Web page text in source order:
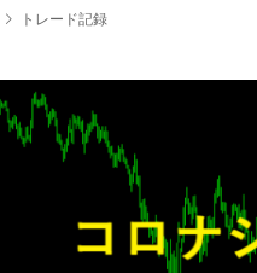
トレード記録